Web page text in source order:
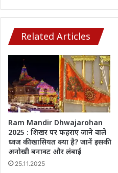
पास
ही
बैठे
देवेंद्र
और
एजाज
Related Articles
Ram Mandir Dhwajarohan
2025 : शिखर पर फहराए जाने वाले
ध्वज की खासियत क्या है? जानें इसकी
अनोखी बनावट और लंबाई
25.11.2025